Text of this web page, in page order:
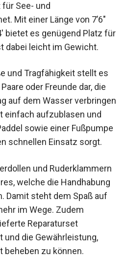
See- und
Mit einer Länge von 7’6″
bietet es genügend Platz für
dabei leicht im Gewicht.
und Tragfähigkeit stellt es
oder Freunde dar, die
auf dem Wasser verbringen
einfach aufzublasen und
sowie einer Fußpumpe
schnellen Einsatz sorgt.
und Ruderklammern
welche die Handhabung
Damit steht dem Spaß auf
im Wege. Zudem
Reparaturset
die Gewährleistung,
beheben zu können.